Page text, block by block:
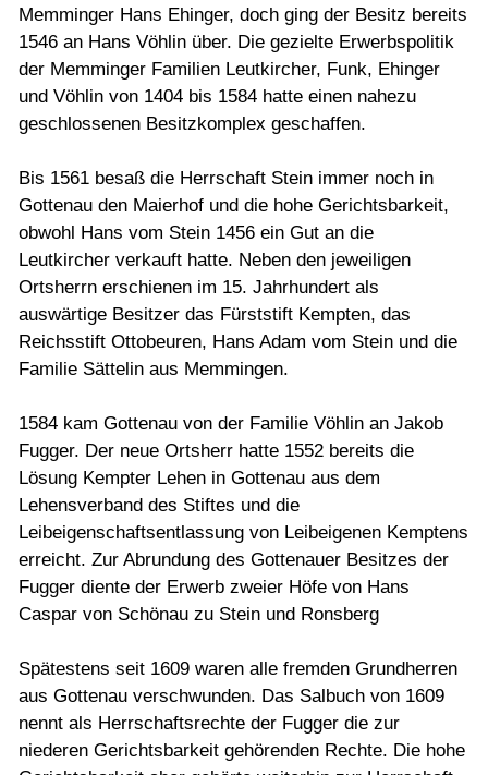
Memminger Hans Ehinger, doch ging der Besitz bereits
1546 an Hans Vöhlin über. Die gezielte Erwerbspolitik
der Memminger Familien Leutkircher, Funk, Ehinger
und Vöhlin von 1404 bis 1584 hatte einen nahezu
geschlossenen Besitzkomplex geschaffen.
Bis 1561 besaß die Herrschaft Stein immer noch in
Gottenau den Maierhof und die hohe Gerichtsbarkeit,
obwohl Hans vom Stein 1456 ein Gut an die
Leutkircher verkauft hatte. Neben den jeweiligen
Ortsherrn erschienen im 15. Jahrhundert als
auswärtige Besitzer das Fürststift Kempten, das
Reichsstift Ottobeuren, Hans Adam vom Stein und die
Familie Sättelin aus Memmingen.
1584 kam Gottenau von der Familie Vöhlin an Jakob
Fugger. Der neue Ortsherr hatte 1552 bereits die
Lösung Kempter Lehen in Gottenau aus dem
Lehensverband des Stiftes und die
Leibeigenschaftsentlassung von Leibeigenen Kemptens
erreicht. Zur Abrundung des Gottenauer Besitzes der
Fugger diente der Erwerb zweier Höfe von Hans
Caspar von Schönau zu Stein und Ronsberg
Spätestens seit 1609 waren alle fremden Grundherren
aus Gottenau verschwunden. Das Salbuch von 1609
nennt als Herrschaftsrechte der Fugger die zur
niederen Gerichtsbarkeit gehörenden Rechte. Die hohe